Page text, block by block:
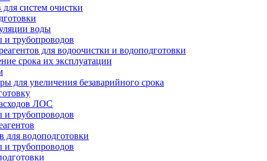
систем очистки
воды
и трубопроводов
для водоочистки и водоподготовки
срока их эксплуатации
для увеличения безаварийного срока
ЛОС
и трубопроводов
для водоподготовки
и трубопроводов